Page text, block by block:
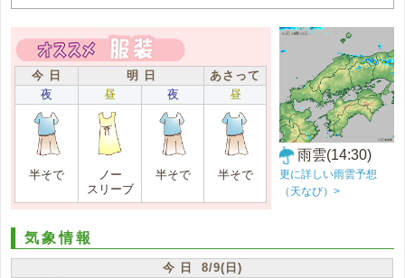
今 日 明 日
あさって
夜
昼 夜 昼
半そで
ノー
スリーブ
半そで 半そで
雨雲(14:30)
更に詳しい雨雲予想
（天なび）>
気象情報
今 日 8/9(日)